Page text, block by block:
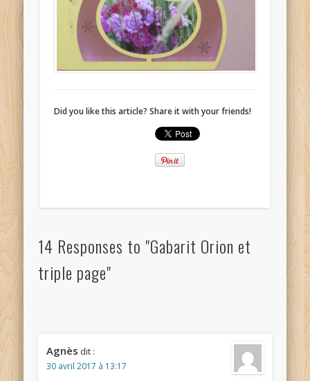
Did you like this article? Share it with your friends!
14 Responses to "Gabarit Orion et
triple page"
Agnès dit :
30 avril 2017 à 13:17